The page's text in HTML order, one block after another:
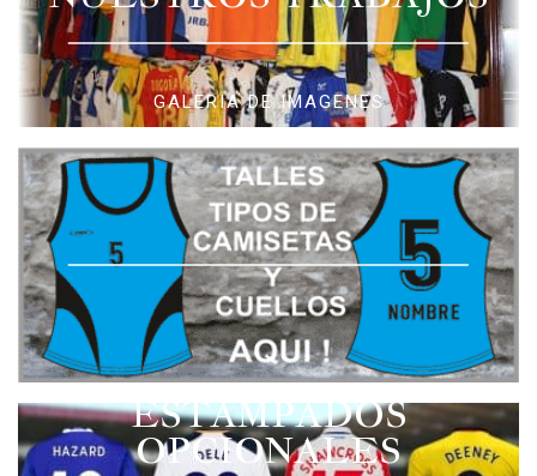
GALERIA DE IMAGENES
ESTAMPADOS
OPCIONALES